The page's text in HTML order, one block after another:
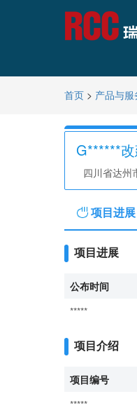
首页 > 产品与服
G******
四川省达州
项目进展
项目进展
公布时间
*****
项目介绍
项目编号
*****